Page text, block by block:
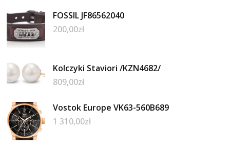
FOSSIL JF86562040
200,00zł
Kolczyki Staviori /KZN4682/
809,00zł
Vostok Europe VK63-560B689
1 310,00zł